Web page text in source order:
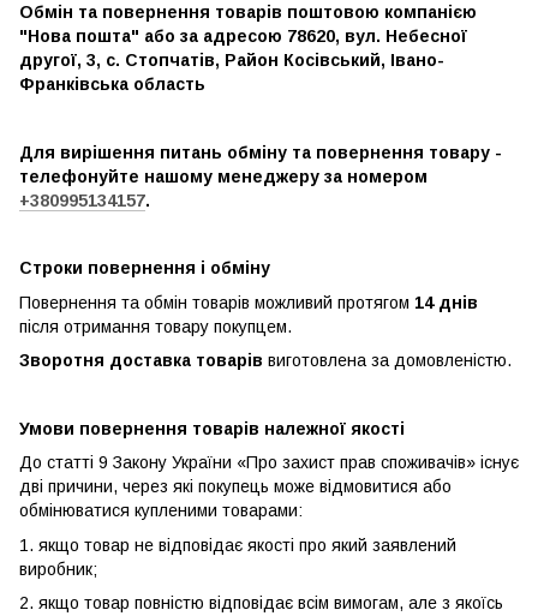
Обмін та повернення товарів поштовою компанією
"Нова пошта" або за адресою 78620, вул. Небесної
другої, 3, с. Стопчатів, Район Косівський, Івано-
Франківська область
Для вирішення питань обміну та повернення товару -
телефонуйте нашому менеджеру за номером
+380995134157.
Строки повернення і обміну
Повернення та обмін товарів можливий протягом 14 днів
після отримання товару покупцем.
Зворотня доставка товарів виготовлена ​​за домовленістю.
Умови повернення товарів належної якості
До статті 9 Закону України «Про захист прав споживачів» існує
дві причини, через які покупець може відмовитися або
обмінюватися купленими товарами:
1. якщо товар не відповідає якості про який заявлений
виробник;
2. якщо товар повністю відповідає всім вимогам, але з якоїсь